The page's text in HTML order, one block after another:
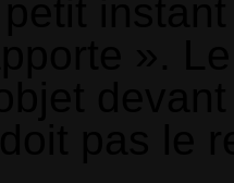
».
pas le